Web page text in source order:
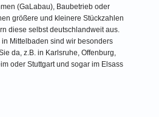
(GaLabau), Baubetrieb oder
größere und kleinere Stückzahlen
diese selbst deutschlandweit aus.
Mittelbaden sind wir besonders
da, z.B. in Karlsruhe, Offenburg,
oder Stuttgart und sogar im Elsass